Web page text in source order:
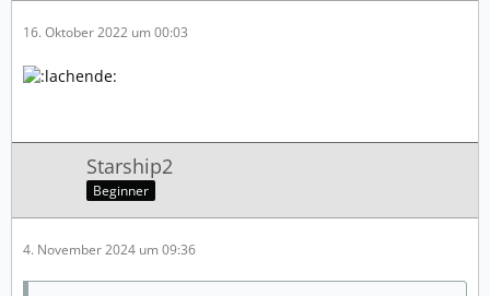
16. Oktober 2022 um 00:03
Starship2
Beginner
4. November 2024 um 09:36